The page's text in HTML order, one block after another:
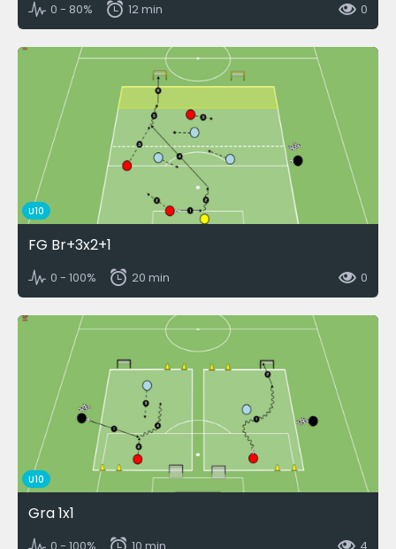
0 - 80% 12 min 0
U10
FG Br+3x2+1
0 - 100% 20 min 0
U10
Gra 1x1